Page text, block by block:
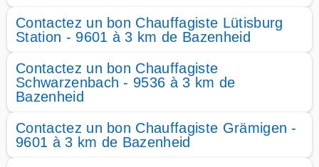
Contactez un bon Chauffagiste Lütisburg
Station - 9601 à 3 km de Bazenheid
Contactez un bon Chauffagiste
Schwarzenbach - 9536 à 3 km de
Bazenheid
Contactez un bon Chauffagiste Grämigen -
9601 à 3 km de Bazenheid